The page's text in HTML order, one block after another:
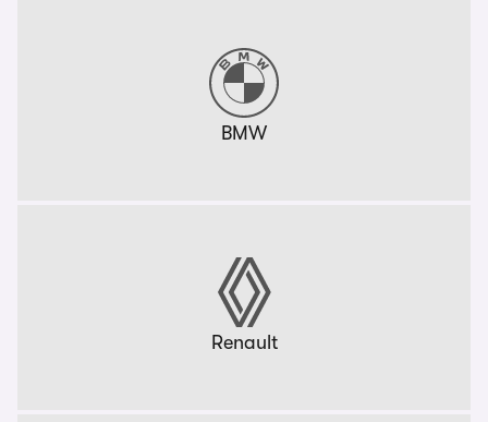
BMW
Renault